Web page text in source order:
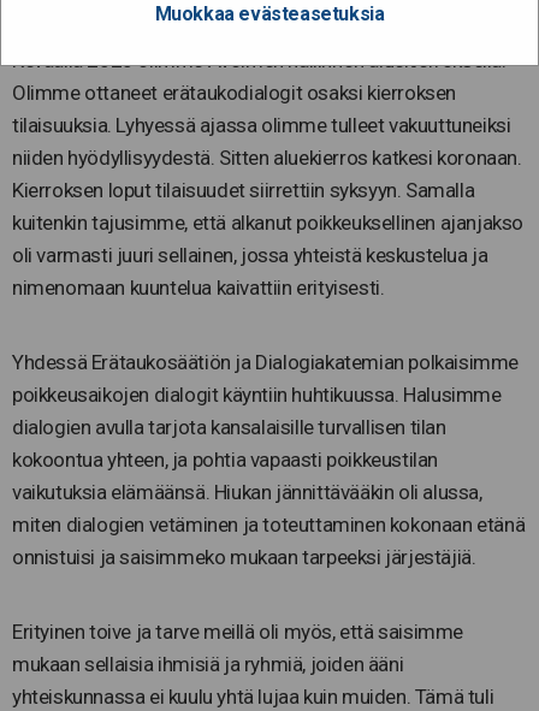
Muokkaa evästeasetuksia
Keväällä 2020 olimme Avoimen hallinnon aluekierroksella.
Olimme ottaneet erätaukodialogit osaksi kierroksen
tilaisuuksia. Lyhyessä ajassa olimme tulleet vakuuttuneiksi
niiden hyödyllisyydestä. Sitten aluekierros katkesi koronaan.
Kierroksen loput tilaisuudet siirrettiin syksyyn. Samalla
kuitenkin tajusimme, että alkanut poikkeuksellinen ajanjakso
oli varmasti juuri sellainen, jossa yhteistä keskustelua ja
nimenomaan kuuntelua kaivattiin erityisesti.
Yhdessä Erätaukosäätiön ja Dialogiakatemian polkaisimme
poikkeusaikojen dialogit käyntiin huhtikuussa. Halusimme
dialogien avulla tarjota kansalaisille turvallisen tilan
kokoontua yhteen, ja pohtia vapaasti poikkeustilan
vaikutuksia elämäänsä. Hiukan jännittävääkin oli alussa,
miten dialogien vetäminen ja toteuttaminen kokonaan etänä
onnistuisi ja saisimmeko mukaan tarpeeksi järjestäjiä.
Erityinen toive ja tarve meillä oli myös, että saisimme
mukaan sellaisia ihmisiä ja ryhmiä, joiden ääni
yhteiskunnassa ei kuulu yhtä lujaa kuin muiden. Tämä tuli